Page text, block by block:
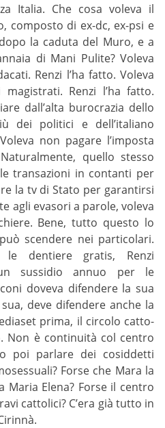
Italia. Che cosa voleva il
composto di ex-dc, ex-psi e
la caduta del Muro, e a
di Mani Pulite? Voleva
Renzi l’ha fatto. Voleva
Renzi l’ha fatto.
dall’alta burocrazia dello
dei politici e dell’italiano
non pagare l’imposta
quello stesso
transazioni in contanti per
la tv di Stato per garantirsi
agli evasori a parole, voleva
Bene, tutto questo lo
scendere nei particolari.
le dentiere gratis, Renzi
sussidio annuo per le
doveva difendere la sua
deve difendere anche la
prima, il circolo catto-
Non è continuità col centro
poi parlare dei cosiddetti
Forse che Mara la
Maria Elena? Forse il centro
cattolici? C’era già tutto in